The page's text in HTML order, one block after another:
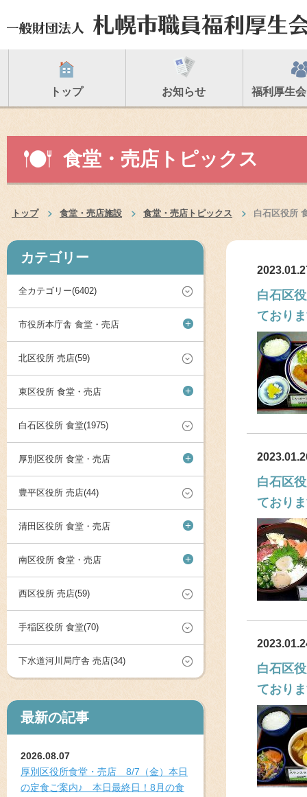
トップ お知らせ 福利厚生
食堂・売店トピックス
トップ 食堂・売店施設 食堂・売店トピックス 白石区役所
カテゴリー
全カテゴリー(6402)
市役所本庁舎 食堂・売店 +
北区役所 売店(59)
東区役所 食堂・売店 +
白石区役所 食堂(1975)
厚別区役所 食堂・売店 +
豊平区役所 売店(44)
清田区役所 食堂・売店 +
南区役所 食堂・売店 +
西区役所 売店(59)
手稲区役所 食堂(70)
下水道河川局庁舎 売店(34)
最新の記事
2026.08.07
厚別区役所食堂・売店 8/7（金）本日
の定食ご案内♪ 本日最終日！8月の食
白石区
ており
白石区
ており
白石区
ており